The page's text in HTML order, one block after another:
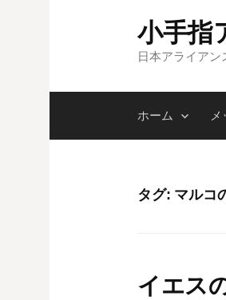
ツ
ス
小手指
日本アライアン
ホーム
タグ: マルコ
イエス